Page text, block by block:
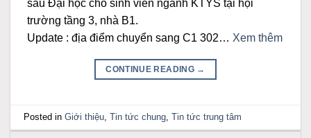
sau Đại học cho sinh viên ngành KTYS tại hội
trường tầng 3, nhà B1.
Update : địa điểm chuyển sang C1 302… Xem thêm
CONTINUE READING →
Posted inGiới thiệu ,Tin tức chung ,Tin tức trung tâm